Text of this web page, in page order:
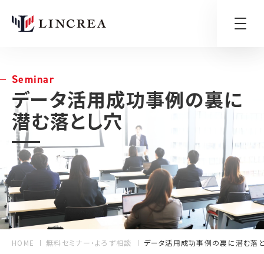
HOME 無料セミナー・よろず相談 データ活用成功事例の裏に潜む落
Seminar
データ活用成功事例の裏に
潜む落とし穴